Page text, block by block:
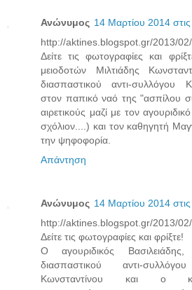
Ανώνυμος 14 Μαρτίου 2014
http://aktines.blogspot.gr/2013/
Δείτε τις φωτογραφίες και
μειοδοτών Μιλτιάδης
διασπαστικού αντι-συλλόγου
στον παπικό ναό της "ασπίλου
αιρετικούς μαζί με τον
σχόλιον....) και τον καθηγητή
την ψηφοφορία.
Απάντηση
Ανώνυμος 14 Μαρτίου 2014
http://aktines.blogspot.gr/2013/
Δείτε τις φωτογραφίες και φρίξτε!
Ο αγουριδικός
διασπαστικού αντι-
Κωνσταντίνου και ο